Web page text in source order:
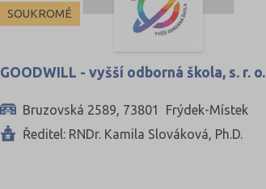
SOUKROMÉ
GOODWILL - vyšší odborná škola, s. r. o.
Bruzovská 2589, 73801 Frýdek-Místek
Ředitel: RNDr. Kamila Slováková, Ph.D.